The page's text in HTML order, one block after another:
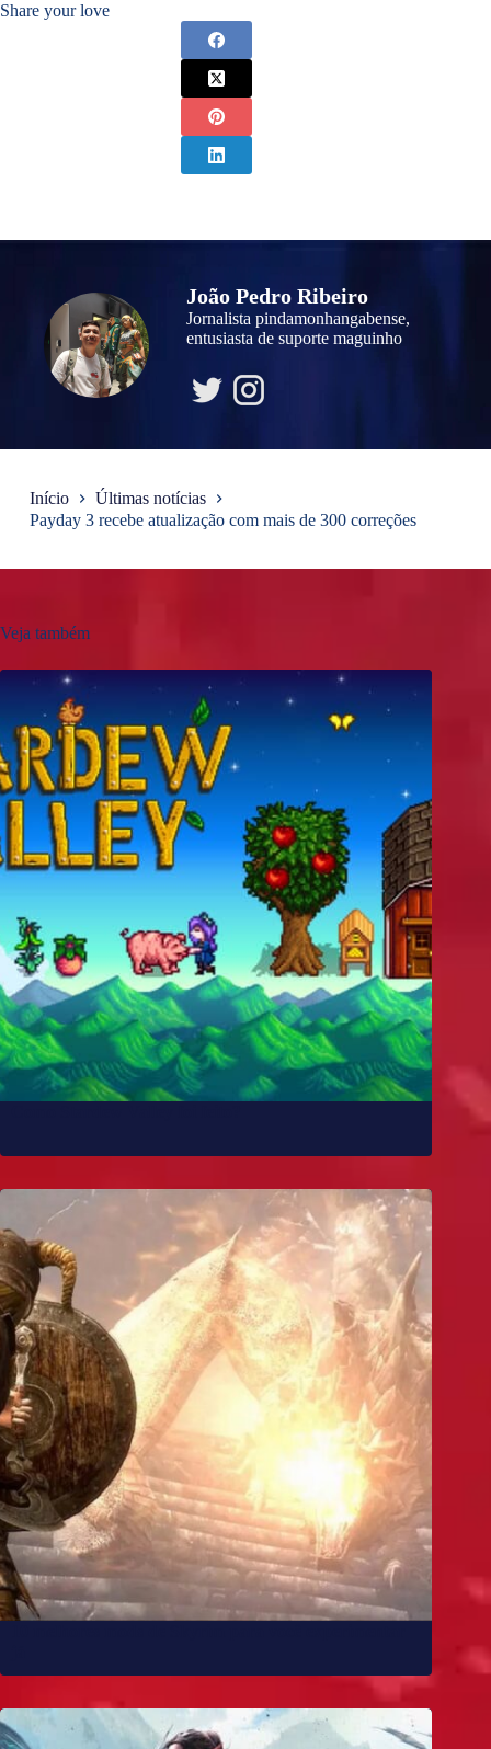
Share your love
João Pedro Ribeiro
Jornalista pindamonhangabense,
entusiasta de suporte maguinho
Início
Últimas notícias
Payday 3 recebe atualização com mais de 300 correções
Veja também